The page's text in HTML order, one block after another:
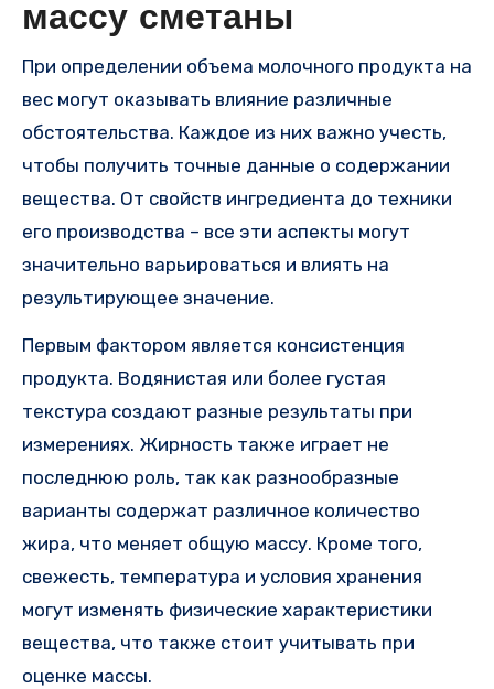
массу сметаны
При определении объема молочного продукта на
вес могут оказывать влияние различные
обстоятельства. Каждое из них важно учесть,
чтобы получить точные данные о содержании
вещества. От свойств ингредиента до техники
его производства – все эти аспекты могут
значительно варьироваться и влиять на
результирующее значение.
Первым фактором является консистенция
продукта. Водянистая или более густая
текстура создают разные результаты при
измерениях. Жирность также играет не
последнюю роль, так как разнообразные
варианты содержат различное количество
жира, что меняет общую массу. Кроме того,
свежесть, температура и условия хранения
могут изменять физические характеристики
вещества, что также стоит учитывать при
оценке массы.